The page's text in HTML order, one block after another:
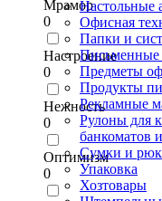
Мрамор
0
Настроение
0
Нежность
0
Оптимизм
0
Настольные
Офисная
Папки и
Письменные
Предметы
Продукты
Рекламные
Рулоны для
банкоматов
Сумки и
Упаковка
Хозтовары